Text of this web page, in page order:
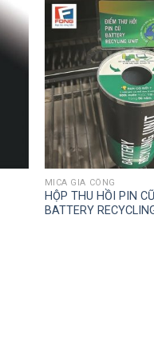
MICA GIA CÔNG
HỘP THU HỒI PIN
BATTERY